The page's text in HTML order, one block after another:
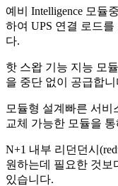
예비 Intelligence 모듈
하여 UPS 연결 로드
다.
핫 스왑 기능 지능 모듈
을 중단 없이 공급합니
모듈형 설계 빠른 서비
교체 가능한 모듈을
N+1 내부 리던던시
원하는데 필요한 것보
있습니다.